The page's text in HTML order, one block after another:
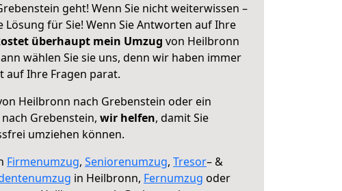
geht! Wenn Sie nicht weiterwissen –
für Sie! Wenn Sie Antworten auf Ihre
überhaupt mein Umzug von Heilbronn
wählen Sie sie uns, denn wir haben immer
auf Ihre Fragen parat.
Heilbronn nach Grebenstein oder ein
Grebenstein, wir helfen, damit Sie
umziehen können.
Firmenumzug, Seniorenumzug, Tresor– &
in Heilbronn, Fernumzug oder